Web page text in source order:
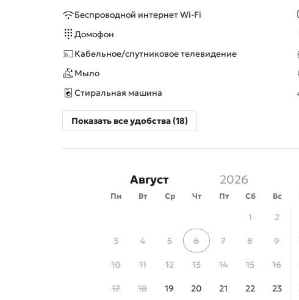
Беспроводной интернет Wi-Fi
Домофон
Кабельное/спутниковое телевидение
Мыло
Стиральная машина
Показать все удобства (18)
Август
Пн Вт Ср Чт Пт Сб Вс
1 2
3 4 5 6 7 8 9
10 11 12 13 14 15 16
17 18 19 20 21 22 23